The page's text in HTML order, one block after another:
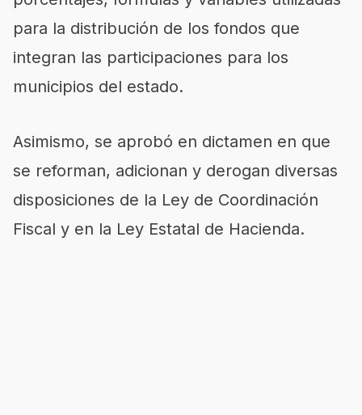
para la distribución de los fondos que
integran las participaciones para los
municipios del estado.
Asimismo, se aprobó en dictamen en que
se reforman, adicionan y derogan diversas
disposiciones de la Ley de Coordinación
Fiscal y en la Ley Estatal de Hacienda.